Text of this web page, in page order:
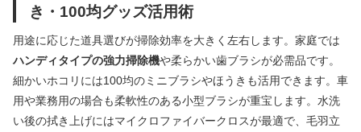
き・100均グッズ活用術
用途に応じた道具選びが掃除効率を大きく左右します。家庭では
ハンディタイプの強力掃除機や柔らかい歯ブラシが必需品です。
細かいホコリには100均のミニブラシやほうきも活用できます。車
用や業務用の場合も柔軟性のある小型ブラシが重宝します。水洗
い後の拭き上げにはマイクロファイバークロスが最適で、毛羽立